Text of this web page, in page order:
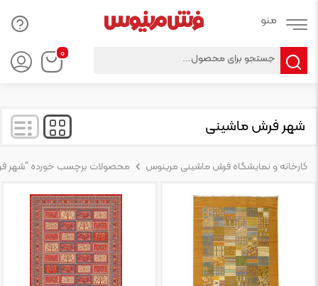
۰
Products
search
شهر فرش ماشینی
کارخانه و نمایشگاه فرش ماشینی مرینوس محصولات برچسب خورده “شهر